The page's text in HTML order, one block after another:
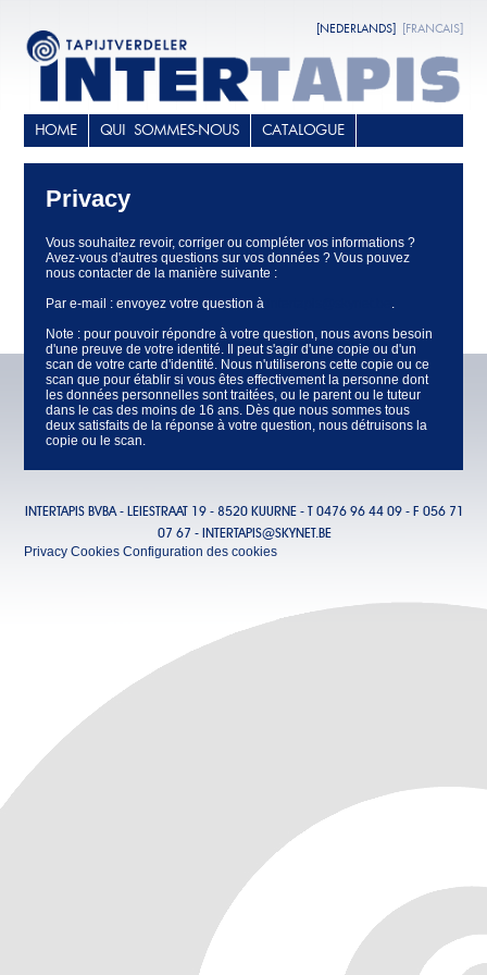
[NEDERLANDS] [FRANCAIS]
HOME QUI SOMMES-NOUS CATALOGUE
Privacy
Vous souhaitez revoir, corriger ou compléter vos informations ?
Avez-vous d'autres questions sur vos données ? Vous pouvez
nous contacter de la manière suivante :
Par e-mail : envoyez votre question à
.
Note : pour pouvoir répondre à votre question, nous avons besoin
d'une preuve de votre identité. Il peut s'agir d'une copie ou d'un
scan de votre carte d'identité. Nous n'utiliserons cette copie ou ce
scan que pour établir si vous êtes effectivement la personne dont
les données personnelles sont traitées, ou le parent ou le tuteur
dans le cas des moins de 16 ans. Dès que nous sommes tous
deux satisfaits de la réponse à votre question, nous détruisons la
copie ou le scan.
INTERTAPIS BVBA - LEIESTRAAT 19 - 8520 KUURNE - T 0476 96 44 09 - F 056 71
07 67 -
INTERTAPIS@SKYNET.BE
Privacy Cookies Configuration des cookies